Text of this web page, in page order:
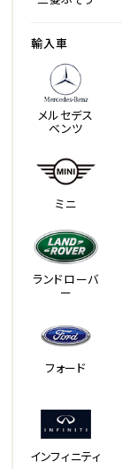
輸入車
メルセデス
ベンツ
ミニ
ランドローバ
ー
フォード
インフィニティ